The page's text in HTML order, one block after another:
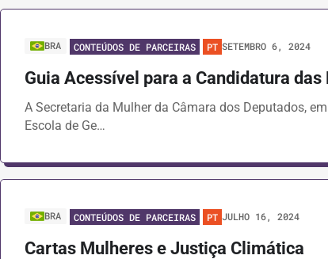
BRA CONTEÚDOS DE PARCEIRAS PT SETEMBRO 6, 2024
Guia Acessível para a Candidatura
A Secretaria da Mulher da Câmara dos Deputados,
Escola de Ge…
BRA CONTEÚDOS DE PARCEIRAS PT JULHO 16, 2024
Cartas Mulheres e Justiça Climática